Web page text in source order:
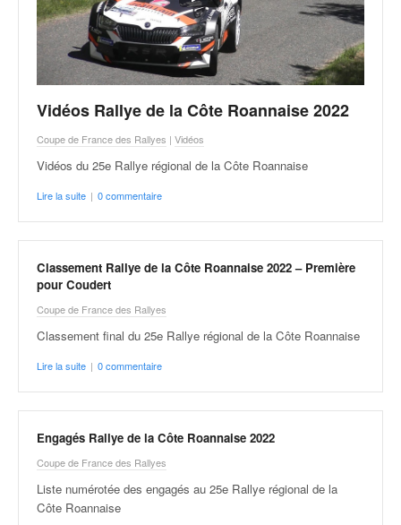
Vidéos Rallye de la Côte Roannaise 2022
Coupe de France des Rallyes | Vidéos
Vidéos du 25e Rallye régional de la Côte Roannaise
Lire la suite | 0 commentaire
Classement Rallye de la Côte Roannaise 2022 – Première
pour Coudert
Coupe de France des Rallyes
Classement final du 25e Rallye régional de la Côte Roannaise
Lire la suite | 0 commentaire
Engagés Rallye de la Côte Roannaise 2022
Coupe de France des Rallyes
Liste numérotée des engagés au 25e Rallye régional de la
Côte Roannaise